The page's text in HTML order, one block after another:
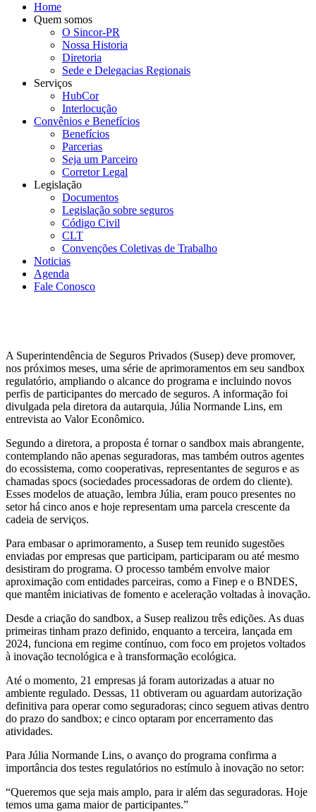
Home
Quem somos
O Sincor-PR
Nossa Historia
Diretoria
Sede e Delegacias Regionais
Serviços
HubCor
Interlocução
Convênios e Benefícios
Benefícios
Parcerias
Seja um Parceiro
Corretor Legal
Legislação
Documentos
Legislação sobre seguros
Código Civil
CLT
Convenções Coletivas de Trabalho
Noticias
Agenda
Fale Conosco
A Superintendência de Seguros Privados (Susep) deve promover,
nos próximos meses, uma série de aprimoramentos em seu sandbox
regulatório, ampliando o alcance do programa e incluindo novos
perfis de participantes do mercado de seguros. A informação foi
divulgada pela diretora da autarquia, Júlia Normande Lins, em
entrevista ao Valor Econômico.
Segundo a diretora, a proposta é tornar o sandbox mais abrangente,
contemplando não apenas seguradoras, mas também outros agentes
do ecossistema, como cooperativas, representantes de seguros e as
chamadas spocs (sociedades processadoras de ordem do cliente).
Esses modelos de atuação, lembra Júlia, eram pouco presentes no
setor há cinco anos e hoje representam uma parcela crescente da
cadeia de serviços.
Para embasar o aprimoramento, a Susep tem reunido sugestões
enviadas por empresas que participam, participaram ou até mesmo
desistiram do programa. O processo também envolve maior
aproximação com entidades parceiras, como a Finep e o BNDES,
que mantêm iniciativas de fomento e aceleração voltadas à inovação.
Desde a criação do sandbox, a Susep realizou três edições. As duas
primeiras tinham prazo definido, enquanto a terceira, lançada em
2024, funciona em regime contínuo, com foco em projetos voltados
à inovação tecnológica e à transformação ecológica.
Até o momento, 21 empresas já foram autorizadas a atuar no
ambiente regulado. Dessas, 11 obtiveram ou aguardam autorização
definitiva para operar como seguradoras; cinco seguem ativas dentro
do prazo do sandbox; e cinco optaram por encerramento das
atividades.
Para Júlia Normande Lins, o avanço do programa confirma a
importância dos testes regulatórios no estímulo à inovação no setor:
“Queremos que seja mais amplo, para ir além das seguradoras. Hoje
temos uma gama maior de participantes.”